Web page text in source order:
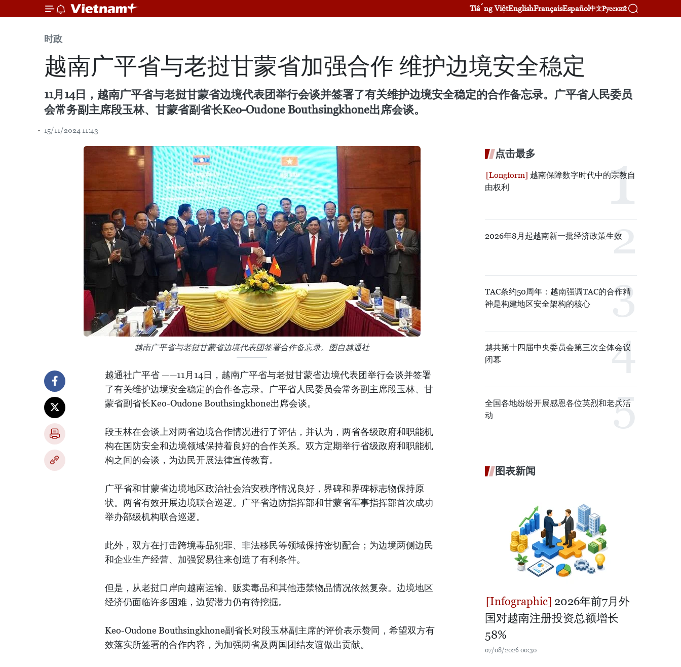
Tiếng ViệtEnglishFrançaisEspañol中文Русский
时政
越南广平省与老挝甘蒙省加强合作 维护边境安全稳定
11月14日，越南广平省与老挝甘蒙省边境代表团举行会谈并签署了有关维护边境安全稳定的合作备忘录。广平省人民委员
会常务副主席段玉林、甘蒙省副省长Keo-Oudone Bouthsingkhone出席会谈。
15/11/2024 11:43
越南广平省与老挝甘蒙省边境代表团签署合作备忘录。图自越通社
越通社广平省 ——11月14日，越南广平省与老挝甘蒙省边境代表团举行会谈并签署
了有关维护边境安全稳定的合作备忘录。广平省人民委员会常务副主席段玉林、甘
蒙省副省长Keo-Oudone Bouthsingkhone出席会谈。
段玉林在会谈上对两省边境合作情况进行了评估，并认为，两省各级政府和职能机
构在国防安全和边境领域保持着良好的合作关系。双方定期举行省级政府和职能机
构之间的会谈，为边民开展法律宣传教育。
广平省和甘蒙省边境地区政治社会治安秩序情况良好，界碑和界碑标志物保持原
状。两省有效开展边境联合巡逻。广平省边防指挥部和甘蒙省军事指挥部首次成功
举办部级机构联合巡逻。
此外，双方在打击跨境毒品犯罪、非法移民等领域保持密切配合；为边境两侧边民
和企业生产经营、加强贸易往来创造了有利条件。
但是，从老挝口岸向越南运输、贩卖毒品和其他违禁物品情况依然复杂。边境地区
经济仍面临许多困难，边贸潜力仍有待挖掘。
Keo-Oudone Bouthsingkhone副省长对段玉林副主席的评价表示赞同，希望双方有
效落实所签署的合作内容，为加强两省及两国团结友谊做出贡献。
点击最多
越南保障数字时代中的宗教自
由权利
2026年8月起越南新一批经济政策生效
TAC条约50周年：越南强调TAC的合作精
神是构建地区安全架构的核心
越共第十四届中央委员会第三次全体会议
闭幕
全国各地纷纷开展感恩各位英烈和老兵活
动
图表新闻
2026年前7月外
国对越南注册投资总额增长
58%
07/08/2026 00:30